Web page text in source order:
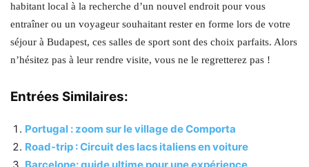
habitant local à la recherche d’un nouvel endroit pour vous
entraîner ou un voyageur souhaitant rester en forme lors de votre
séjour à Budapest, ces salles de sport sont des choix parfaits. Alors
n’hésitez pas à leur rendre visite, vous ne le regretterez pas !
Entrées Similaires:
Portugal : zoom sur le village de Comporta
Road-trip : Circuit des lacs italiens en voiture